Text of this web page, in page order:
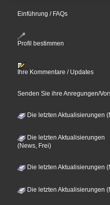
Einführung / FAQs
Profil bestimmen
Ihre Kommentare / Updates
Senden Sie ihre Anregungen/
Die letzten Aktualisierungen
Die letzten Aktualisierungen
(News, Frei)
Die letzten Aktualisierungen
Die letzten Aktualisierungen